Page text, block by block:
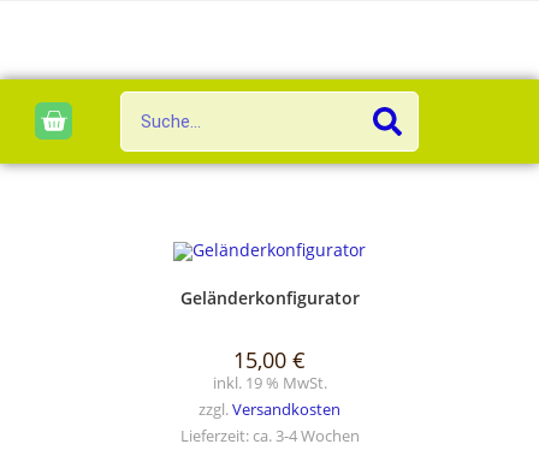
Geländerkonfigurator
15,00 €
inkl. 19 % MwSt.
zzgl.Versandkosten
Lieferzeit:ca. 3-4 Wochen